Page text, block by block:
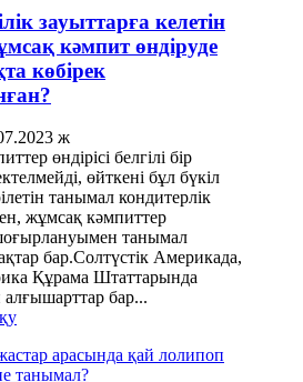
зауыттарға келетін
кәмпит өндіруде
көбірек
ж
өндірісі белгілі бір
өйткені бұл бүкіл
танымал кондитерлік
жұмсақ кәмпиттер
шоғырлануымен танымал
бар.Солтүстік Америкада,
Құрама Штаттарында
бар...